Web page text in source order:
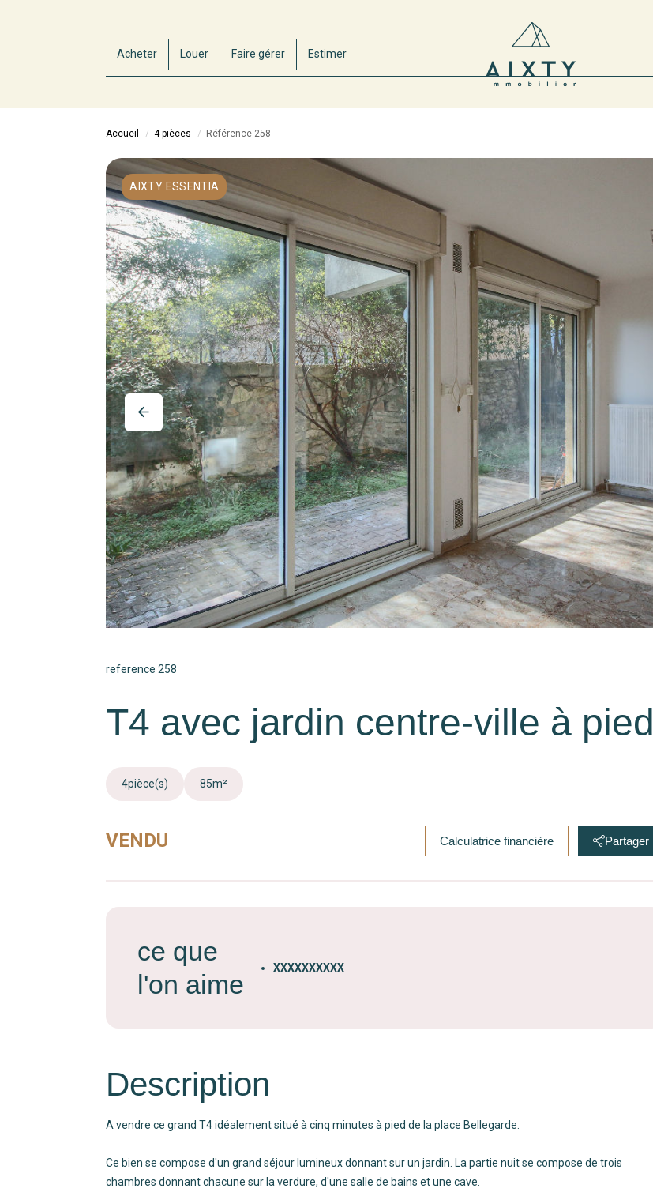
Acheter Louer Faire gérer Estimer
Accueil 4 pièces Référence 258
AIXTY ESSENTIA
reference 258
T4 avec jardin centre-ville à pied
4pièce(s) 85m²
VENDU Calculatrice financière Partager
ce que
l'on aime
XXXXXXXXXX
Description
A vendre ce grand T4 idéalement situé à cinq minutes à pied de la place Bellegarde.
Ce bien se compose d'un grand séjour lumineux donnant sur un jardin. La partie nuit se compose de trois
chambres donnant chacune sur la verdure, d'une salle de bains et une cave.